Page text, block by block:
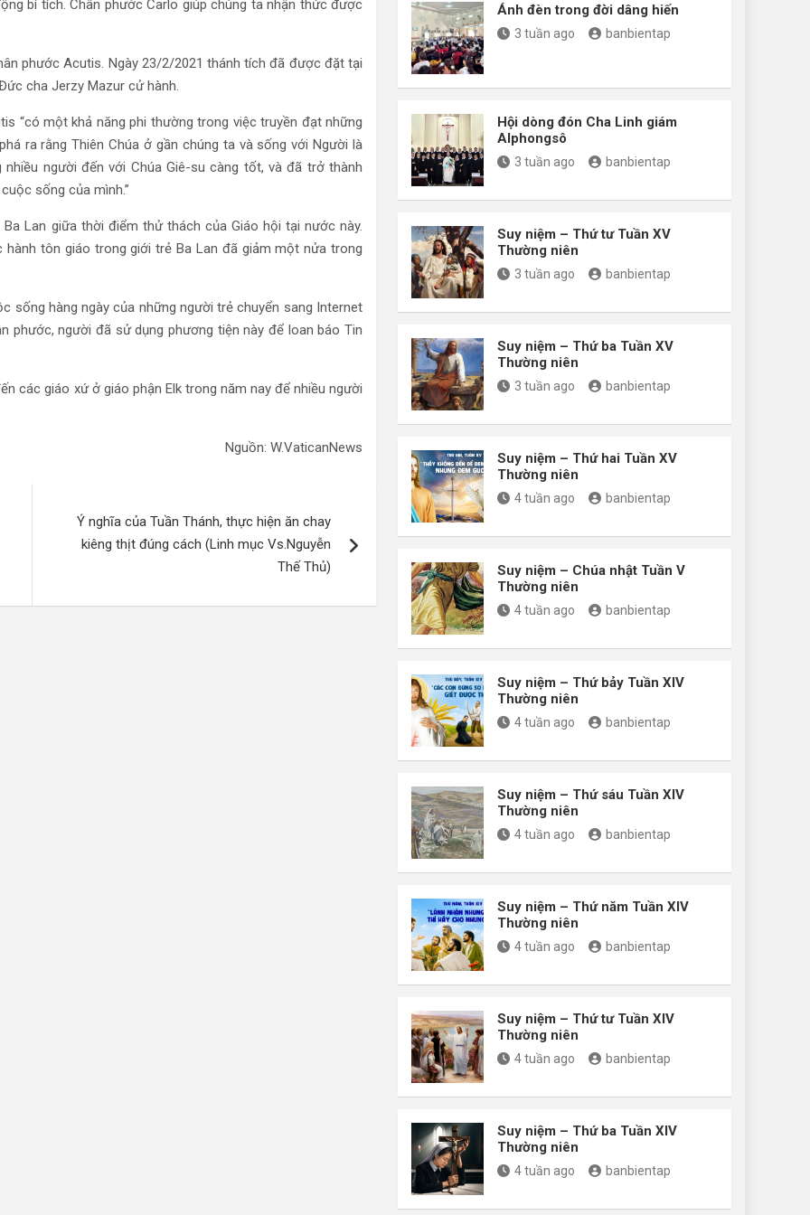
bí tích. Chân phước Carlo giúp chúng ta nhận thức được
phước Acutis. Ngày 23/2/2021 thánh tích đã được đặt tại
cha Jerzy Mazur cử hành.
“có một khả năng phi thường trong việc truyền đạt những
ra rằng Thiên Chúa ở gần chúng ta và sống với Người là
người đến với Chúa Giê-su càng tốt, và đã trở thành
sống của mình.”
Lan giữa thời điểm thử thách của Giáo hội tại nước này.
tôn giáo trong giới trẻ Ba Lan đã giảm một nửa trong
sống hàng ngày của những người trẻ chuyển sang Internet
phước, người đã sử dụng phương tiện này để loan báo Tin
các giáo xứ ở giáo phận Elk trong năm nay để nhiều người
Nguồn: W.VaticanNews
Ý nghĩa của Tuần Thánh, thực hiện ăn chay
kiêng thịt đúng cách (Linh mục Vs.Nguyễn
Thế Thủ)
Ánh đèn trong đời dâng hiến
3 tuần ago banbientap
Hội dòng đón Cha Linh giám
Alphongsô
3 tuần ago banbientap
Suy niệm – Thứ tư Tuần XV
Thường niên
3 tuần ago banbientap
Suy niệm – Thứ ba Tuần XV
Thường niên
3 tuần ago banbientap
Suy niệm – Thứ hai Tuần XV
Thường niên
4 tuần ago banbientap
Suy niệm – Chúa nhật Tuần V
Thường niên
4 tuần ago banbientap
Suy niệm – Thứ bảy Tuần XIV
Thường niên
4 tuần ago banbientap
Suy niệm – Thứ sáu Tuần XIV
Thường niên
4 tuần ago banbientap
Suy niệm – Thứ năm Tuần XIV
Thường niên
4 tuần ago banbientap
Suy niệm – Thứ tư Tuần XIV
Thường niên
4 tuần ago banbientap
Suy niệm – Thứ ba Tuần XIV
Thường niên
4 tuần ago banbientap